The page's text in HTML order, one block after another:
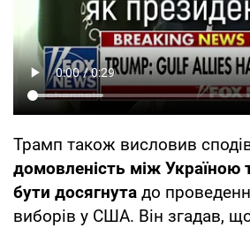
Трамп також висловив
домовленість між Україною
бути досягнута до
виборів у США. Він згадав,